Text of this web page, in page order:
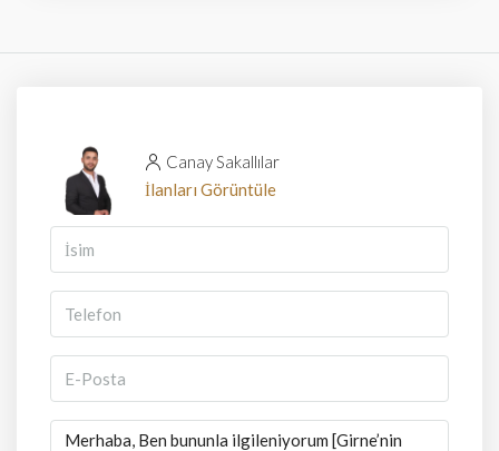
Canay Sakallılar
İlanları Görüntüle